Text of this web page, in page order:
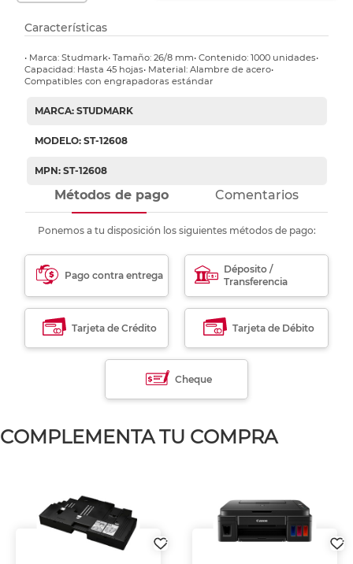
Características
• Marca: Studmark• Tamaño: 26/8 mm• Contenido: 1000 unidades•
Capacidad: Hasta 45 hojas• Material: Alambre de acero•
Compatibles con engrapadoras estándar
MARCA: STUDMARK
MODELO: ST-12608
MPN: ST-12608
Métodos de pago Comentarios
Ponemos a tu disposición los siguientes métodos de pago:
Pago contra entrega
Déposito /
Transferencia
Tarjeta de Crédito Tarjeta de Débito
Cheque
COMPLEMENTA TU COMPRA